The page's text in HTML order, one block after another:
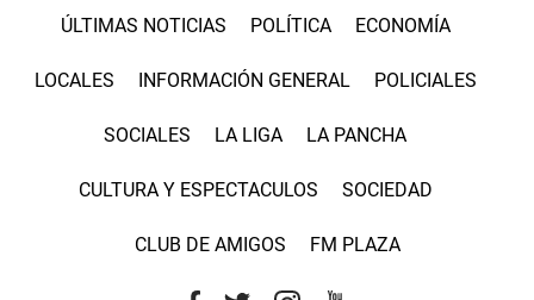
ÚLTIMAS NOTICIAS POLÍTICA ECONOMÍA
LOCALES INFORMACIÓN GENERAL POLICIALES
SOCIALES LA LIGA LA PANCHA
CULTURA Y ESPECTACULOS SOCIEDAD
CLUB DE AMIGOS FM PLAZA